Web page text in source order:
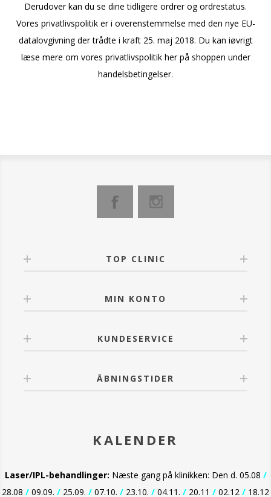
Derudover kan du se dine tidligere ordrer og ordrestatus.
Vores privatlivspolitik er i overenstemmelse med den nye EU-
datalovgivning der trådte i kraft 25. maj 2018. Du kan iøvrigt
læse mere om vores privatlivspolitik her på shoppen under
handelsbetingelser.
TOP CLINIC
MIN KONTO
KUNDESERVICE
ÅBNINGSTIDER
KALENDER
Laser/IPL-behandlinger: Næste gang på klinikken: Den d. 05.08 /
28.08 / 09.09. / 25.09. / 07.10. / 23.10. / 04.11. / 20.11 / 02.12 / 18.12